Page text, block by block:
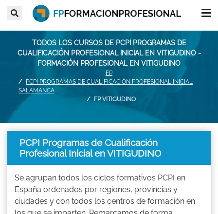
TODOS LOS CURSOS DE PCPI PROGRAMAS DE
CUALIFICACIÓN PROFESIONAL INICIAL EN VITIGUDINO -
FORMACIÓN PROFESIONAL EN VITIGUDINO
FP
PCPI PROGRAMAS DE CUALIFICACIÓN PROFESIONAL INICIAL
SALAMANCA
FP VITIGUDINO
PCPI Programas de Cualificación
Profesional Inicial en VITIGUDINO
Se agrupan todos los ciclos formativos PCPI en
España ordenados por regiones, provincias y
ciudades y con todos los centros de formación en